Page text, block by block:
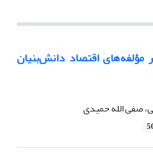
مؤلفه‌های اقتصاد دانش‌بنیان
صفی الله حمیدی